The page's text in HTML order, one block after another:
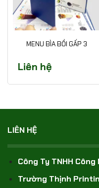
MENU BÌA BỒI GẤP 3
Liên hệ
LIÊN HỆ
Công Ty TNHH
Trường Thịnh